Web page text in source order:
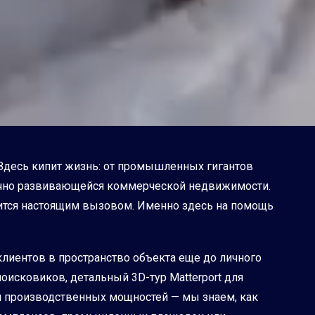
кипит жизнь: от промышленных гигантов
развивающейся коммерческой недвижимости.
настоящим вызовом. Именно здесь на помощь
в пространство объекта еще до личного
детальный 3D-тур Matterport для
производственных мощностей — мы знаем, как